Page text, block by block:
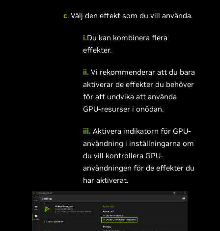
c. Välj den effekt som du vill använda.
i.Du kan kombinera flera
effekter.
ii. Vi rekommenderar att du bara
aktiverar de effekter du behöver
för att undvika att använda
GPU-resurser i onödan.
iii. Aktivera indikatorn för GPU-
användning i inställningarna om
du vill kontrollera GPU-
användningen för de effekter du
har aktiverat.